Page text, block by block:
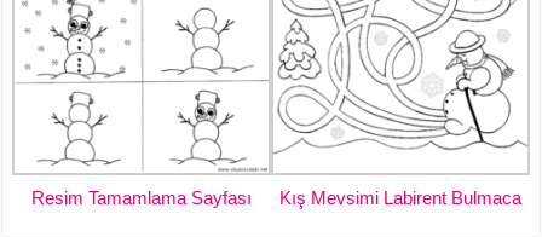
Resim Tamamlama Sayfası Kış Mevsimi Labirent Bulmaca